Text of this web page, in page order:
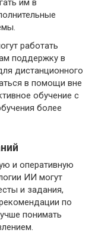
работать
поддержку в
дистанционного
в помощи вне
обучение с
более
и оперативную
ИИ могут
и задания,
по
понимать